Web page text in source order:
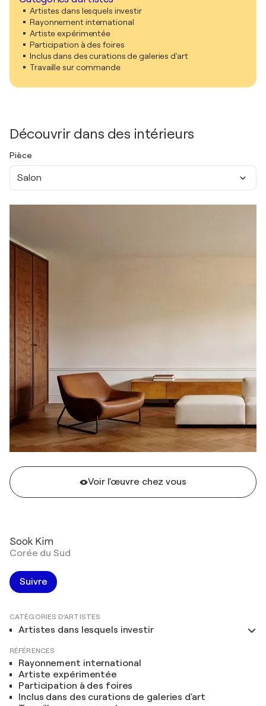
Artistes dans lesquels investir
Rayonnement international
Artiste expérimentée
Participation à des foires
Inclus dans des curations de galeries d'art
Travaille sur commande
Découvrir dans des intérieurs
Pièce
Salon
Voir l'œuvre chez vous
Sook Kim
Corée du Sud
Suivre
CATÉGORIES D'ARTISTES
Artistes dans lesquels investir
RÉFÉRENCES
Rayonnement international
Artiste expérimentée
Participation à des foires
Inclus dans des curations de galeries d'art